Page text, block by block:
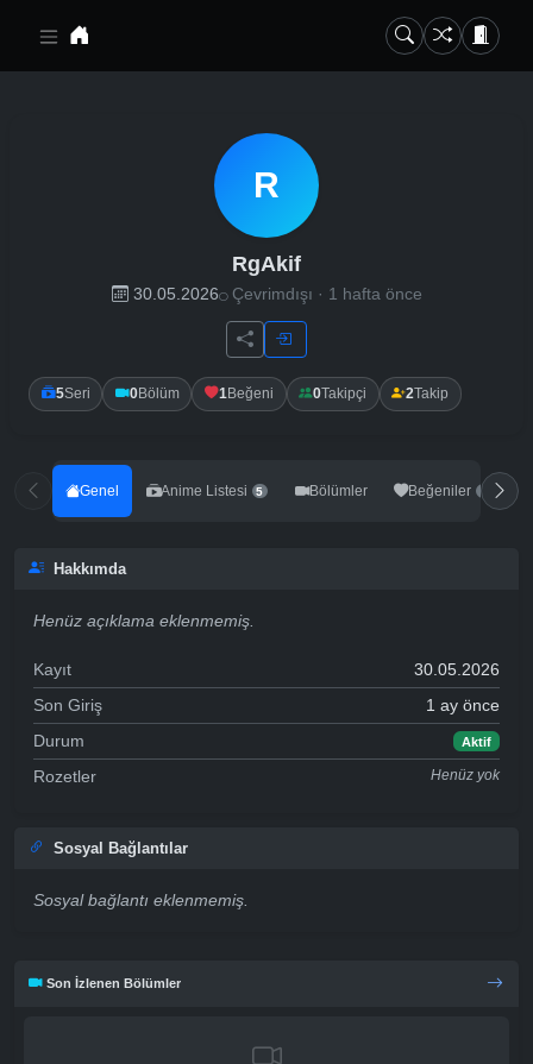
R
RgAkif
30.05.2026 Çevrimdışı · 1 hafta önce
5Seri 0Bölüm 1 Beğeni 0Takipçi 2Takip
Genel Anime Listesi 5 Bölümler Beğeniler 1
Hakkımda
Henüz açıklama eklenmemiş.
Kayıt
30.05.2026
Son Giriş
1 ay önce
Durum
Aktif
Rozetler Henüz yok
Sosyal Bağlantılar
Sosyal bağlantı eklenmemiş.
Son İzlenen Bölümler